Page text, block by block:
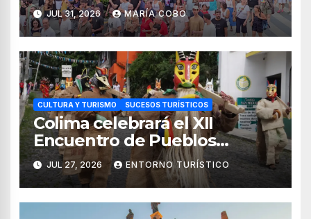
JUL 31, 2026 MARÍA COBO
CULTURA Y TURISMO SUCESOS TURÍSTICOS
Colima celebrará el XII
Encuentro de Pueblos
Originarios Tonelhuayo 2026
JUL 27, 2026 ENTORNO TURÍSTICO